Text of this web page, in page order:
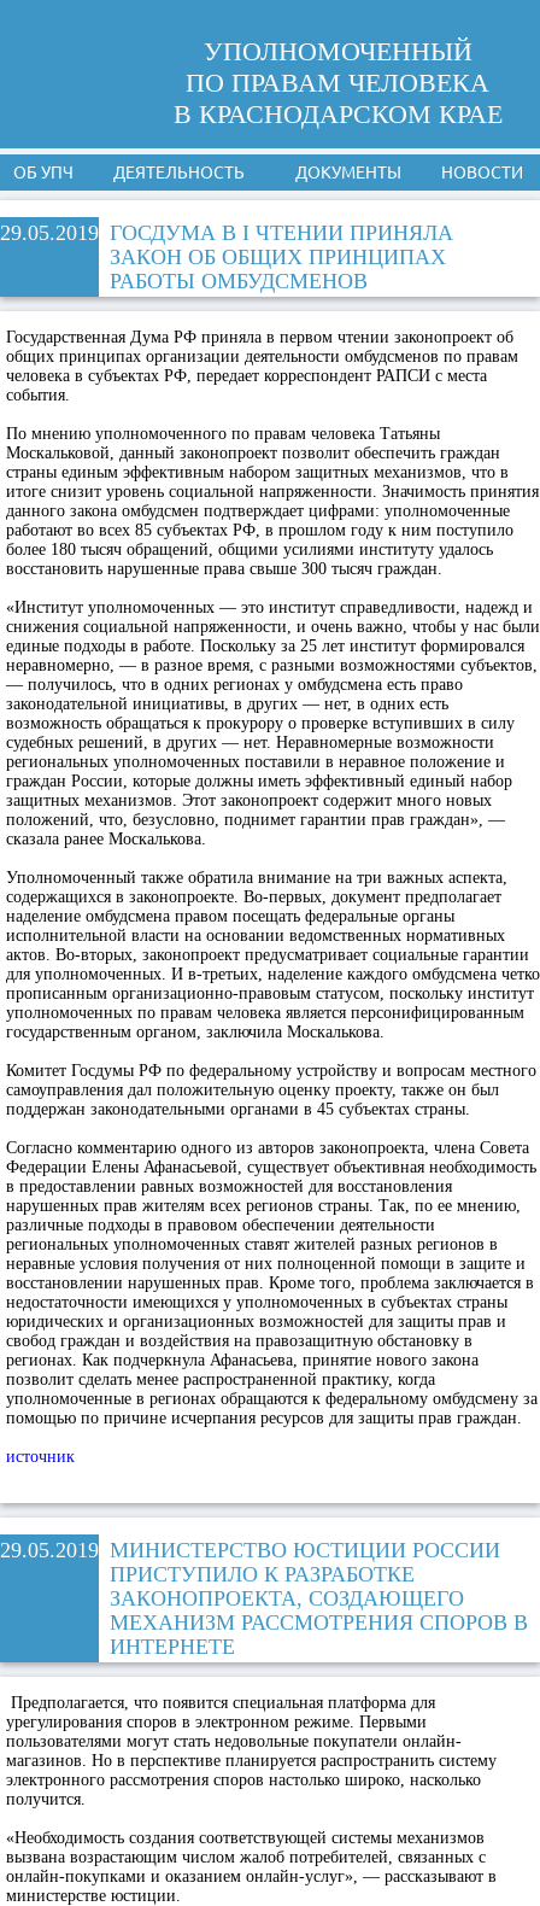
УПОЛНОМОЧЕННЫЙ
ПО ПРАВАМ ЧЕЛОВЕКА
В КРАСНОДАРСКОМ КРАЕ
ОБ УПЧ ДЕЯТЕЛЬНОСТЬ ДОКУМЕНТЫ НОВОСТИ
29.05.2019 ГОСДУМА В I ЧТЕНИИ ПРИНЯЛА
ЗАКОН ОБ ОБЩИХ ПРИНЦИПАХ
РАБОТЫ ОМБУДСМЕНОВ
Государственная Дума РФ приняла в первом чтении законопроект об
общих принципах организации деятельности омбудсменов по правам
человека в субъектах РФ, передает корреспондент РАПСИ с места
события.
По мнению уполномоченного по правам человека Татьяны
Москальковой, данный законопроект позволит обеспечить граждан
страны единым эффективным набором защитных механизмов, что в
итоге снизит уровень социальной напряженности. Значимость принятия
данного закона омбудсмен подтверждает цифрами: уполномоченные
работают во всех 85 субъектах РФ, в прошлом году к ним поступило
более 180 тысяч обращений, общими усилиями институту удалось
восстановить нарушенные права свыше 300 тысяч граждан.
«Институт уполномоченных — это институт справедливости, надежд и
снижения социальной напряженности, и очень важно, чтобы у нас были
единые подходы в работе. Поскольку за 25 лет институт формировался
неравномерно, — в разное время, с разными возможностями субъектов,
— получилось, что в одних регионах у омбудсмена есть право
законодательной инициативы, в других — нет, в одних есть
возможность обращаться к прокурору о проверке вступивших в силу
судебных решений, в других — нет. Неравномерные возможности
региональных уполномоченных поставили в неравное положение и
граждан России, которые должны иметь эффективный единый набор
защитных механизмов. Этот законопроект содержит много новых
положений, что, безусловно, поднимет гарантии прав граждан», —
сказала ранее Москалькова.
Уполномоченный также обратила внимание на три важных аспекта,
содержащихся в законопроекте. Во-первых, документ предполагает
наделение омбудсмена правом посещать федеральные органы
исполнительной власти на основании ведомственных нормативных
актов. Во-вторых, законопроект предусматривает социальные гарантии
для уполномоченных. И в-третьих, наделение каждого омбудсмена четко
прописанным организационно-правовым статусом, поскольку институт
уполномоченных по правам человека является персонифицированным
государственным органом, заключила Москалькова.
Комитет Госдумы РФ по федеральному устройству и вопросам местного
самоуправления дал положительную оценку проекту, также он был
поддержан законодательными органами в 45 субъектах страны.
Согласно комментарию одного из авторов законопроекта, члена Совета
Федерации Елены Афанасьевой, существует объективная необходимость
в предоставлении равных возможностей для восстановления
нарушенных прав жителям всех регионов страны. Так, по ее мнению,
различные подходы в правовом обеспечении деятельности
региональных уполномоченных ставят жителей разных регионов в
неравные условия получения от них полноценной помощи в защите и
восстановлении нарушенных прав. Кроме того, проблема заключается в
недостаточности имеющихся у уполномоченных в субъектах страны
юридических и организационных возможностей для защиты прав и
свобод граждан и воздействия на правозащитную обстановку в
регионах. Как подчеркнула Афанасьева, принятие нового закона
позволит сделать менее распространенной практику, когда
уполномоченные в регионах обращаются к федеральному омбудсмену за
помощью по причине исчерпания ресурсов для защиты прав граждан.
источник
29.05.2019 МИНИСТЕРСТВО ЮСТИЦИИ РОССИИ
ПРИСТУПИЛО К РАЗРАБОТКЕ
ЗАКОНОПРОЕКТА, СОЗДАЮЩЕГО
МЕХАНИЗМ РАССМОТРЕНИЯ СПОРОВ В
ИНТЕРНЕТЕ
Предполагается, что появится специальная платформа для
урегулирования споров в электронном режиме. Первыми
пользователями могут стать недовольные покупатели онлайн-
магазинов. Но в перспективе планируется распространить систему
электронного рассмотрения споров настолько широко, насколько
получится.
«Необходимость создания соответствующей системы механизмов
вызвана возрастающим числом жалоб потребителей, связанных с
онлайн-покупками и оказанием онлайн-услуг», — рассказывают в
министерстве юстиции.